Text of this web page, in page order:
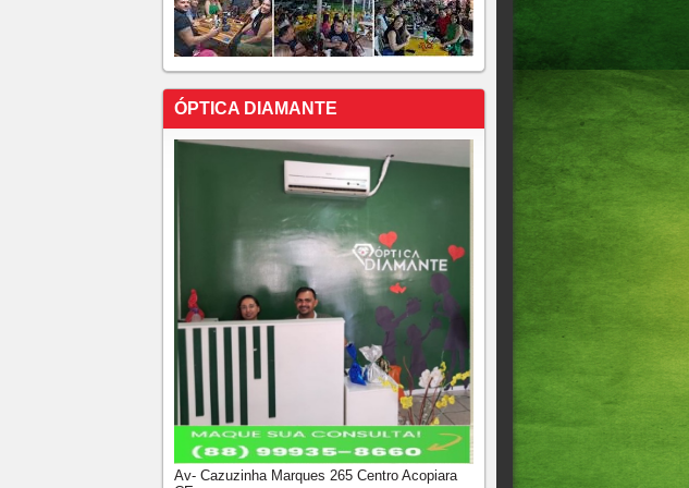
ÓPTICA DIAMANTE
Av- Cazuzinha Marques 265 Centro Acopiara